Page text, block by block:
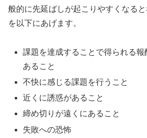
般的に先延ばしが起こりやすくなる
を以下にあげます。
課題を達成することで得られる報
あること
不快に感じる課題を行うこと
近くに誘惑があること
締め切りが遠くにあること
失敗への恐怖